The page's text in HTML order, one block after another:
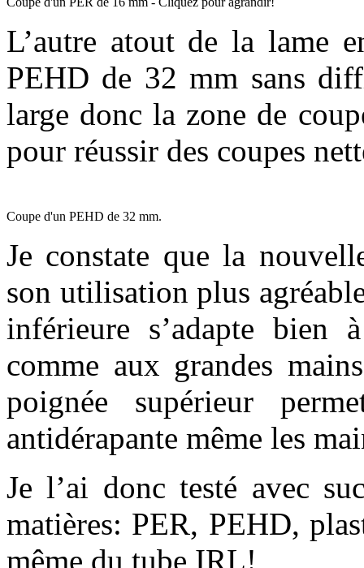
L’autre atout de la lame
PEHD de 32 mm sans
large donc la zone de
pour réussir des coupes
Coupe d'un PEHD de 32 mm.
Je constate que la
son utilisation plus
inférieure s’adapte bien
comme aux grandes
poignée supérieur
antidérapante même les
Je l’ai donc testé avec
matières: PER, PEHD,
même du tube IRL!